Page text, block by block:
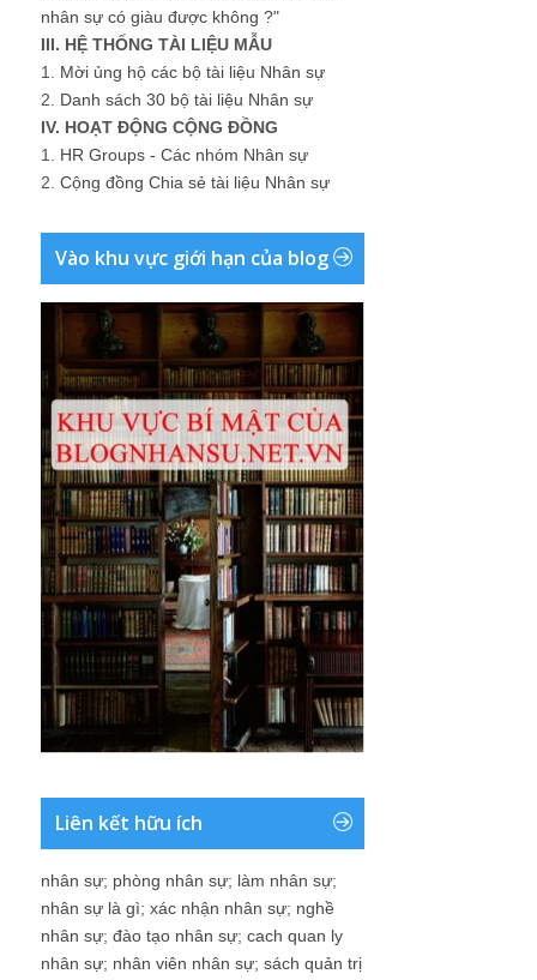
nhân sự có giàu được không ?"
III. HỆ THỐNG TÀI LIỆU MẪU
1. Mời ủng hộ các bộ tài liệu Nhân sự
2. Danh sách 30 bộ tài liệu Nhân sự
IV. HOẠT ĐỘNG CỘNG ĐỒNG
1. HR Groups - Các nhóm Nhân sự
2. Cộng đồng Chia sẻ tài liệu Nhân sự
Vào khu vực giới hạn của blog
Liên kết hữu ích
nhân sự; phòng nhân sự; làm nhân sự;
nhân sự là gì; xác nhận nhân sự; nghề
nhân sự; đào tạo nhân sự; cach quan ly
nhân sự; nhân viên nhân sự; sách quản trị